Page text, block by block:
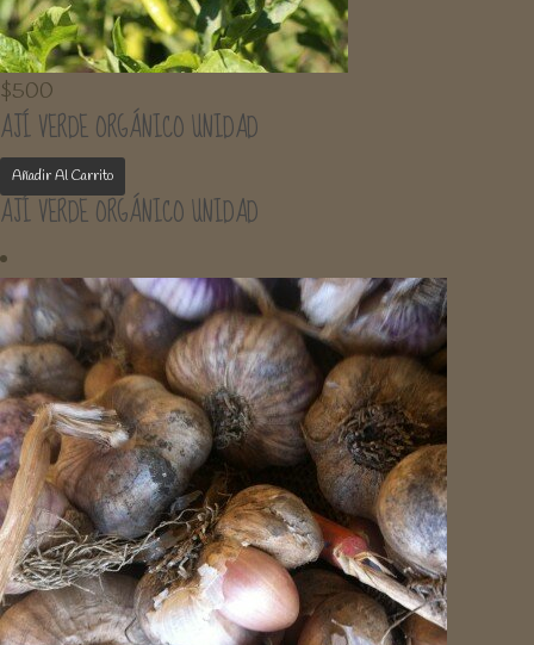
$500
AJÍ VERDE ORGÁNICO UNIDAD
Añadir Al Carrito
AJÍ VERDE ORGÁNICO UNIDAD